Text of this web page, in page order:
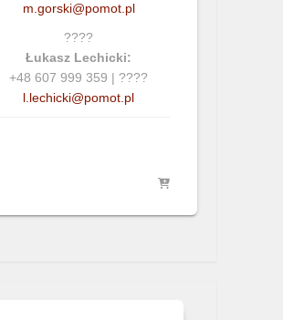
m.gorski@pomot.pl
????
Łukasz Lechicki:
+48 607 999 359 | ????
l.lechicki@pomot.pl